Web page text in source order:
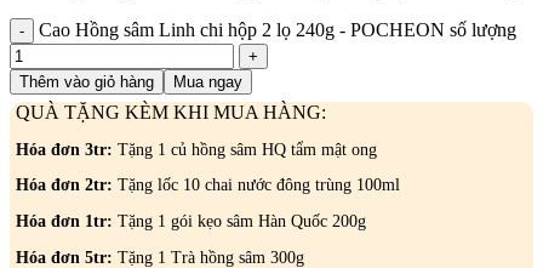
Cao Hồng sâm Linh chi hộp 2 lọ 240g - POCHEON số lượng
Thêm vào giỏ hàng Mua ngay
QUÀ TẶNG KÈM KHI MUA HÀNG:
Hóa đơn 3tr: Tặng 1 củ hồng sâm HQ tẩm mật ong
Hóa đơn 2tr: Tặng lốc 10 chai nước đông trùng 100ml
Hóa đơn 1tr: Tặng 1 gói kẹo sâm Hàn Quốc 200g
Hóa đơn 5tr: Tặng 1 Trà hồng sâm 300g